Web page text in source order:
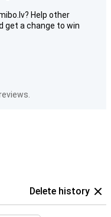
Help other
get a change to win
Delete history